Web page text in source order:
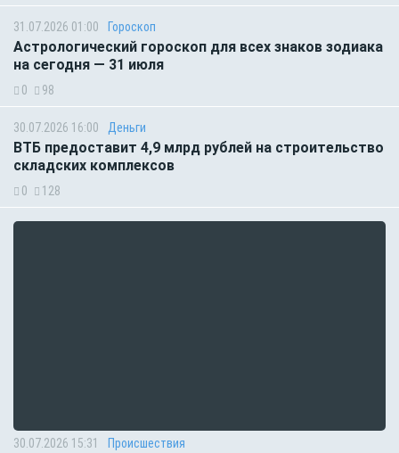
31.07.2026 01:00 Гороскоп
Астрологический гороскоп для всех знаков зодиака
на сегодня — 31 июля
0 98
30.07.2026 16:00 Деньги
ВТБ предоставит 4,9 млрд рублей на строительство
складских комплексов
0 128
30.07.2026 15:31 Происшествия